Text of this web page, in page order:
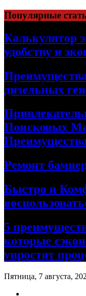
Skip
to
content
Популярные
Калькулятор
удобству и
дизельных
Поисковых
Ремонт
Быстро и
5
которые
упростят
Пятница, 7 августа,